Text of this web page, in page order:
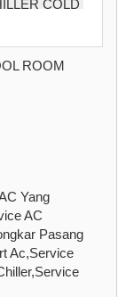
ROOM
Yang
AC
Pasang
Ac,Service